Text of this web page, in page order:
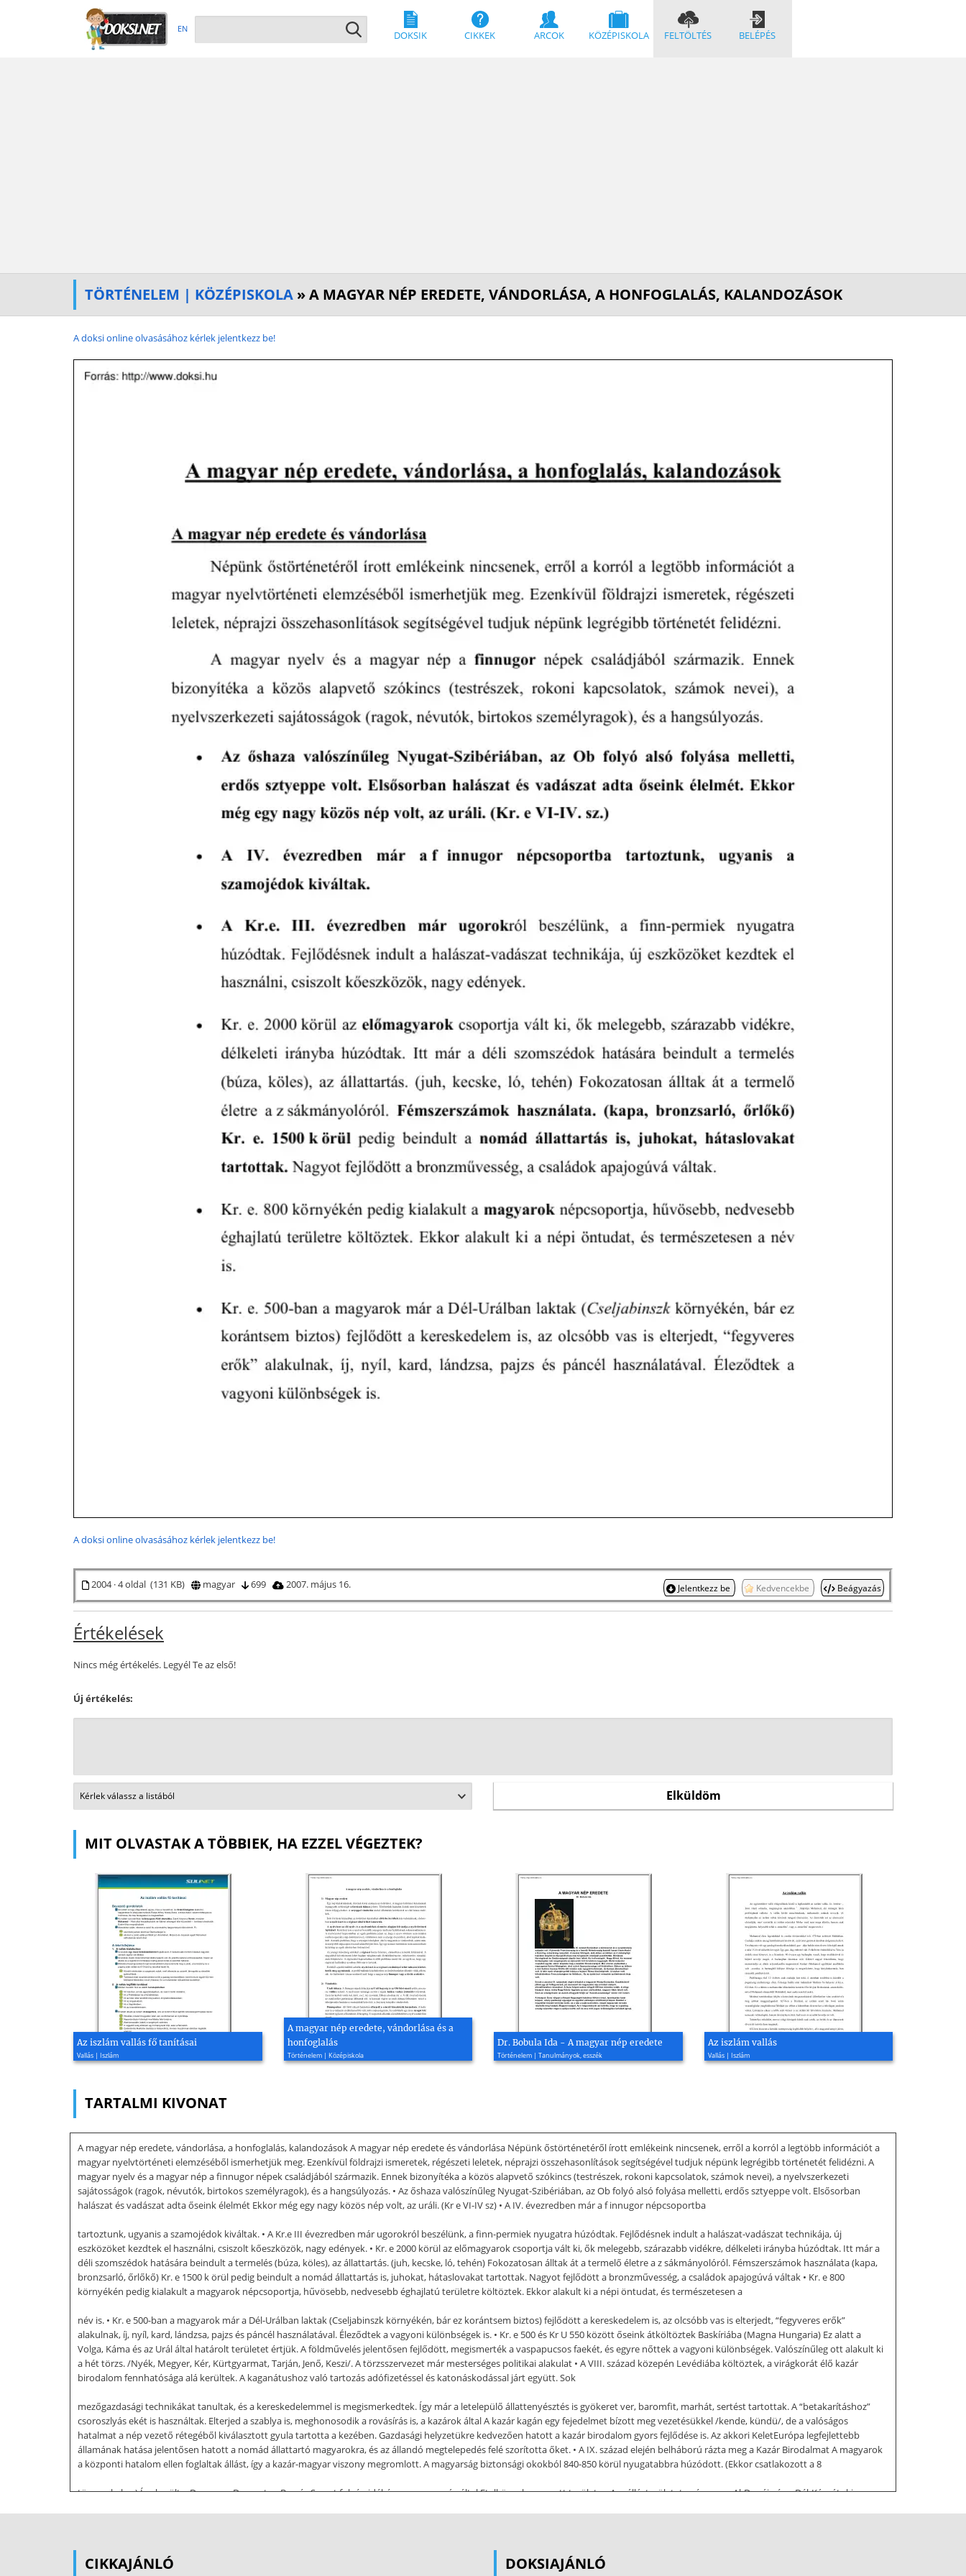
EN
DOKSIK CIKKEK ARCOK KÖZÉPISKOLA FELTÖLTÉS BELÉPÉS
TÖRTÉNELEM | KÖZÉPISKOLA » A MAGYAR NÉP EREDETE, VÁNDORLÁSA, A HONFOGLALÁS, KALANDOZÁSOK
A doksi online olvasásához kérlek jelentkezz be!
A doksi online olvasásához kérlek jelentkezz be!
2004 · 4 oldal (131 KB) magyar 699 2007. május 16. Jelentkezz be Kedvencekbe Beágyazás
Értékelések
Nincs még értékelés. Legyél Te az első!
Új értékelés:
MIT OLVASTAK A TÖBBIEK, HA EZZEL VÉGEZTEK?
Az iszlám vallás fő tanításai
Vallás | Iszlám
A magyar nép eredete, vándorlása és a
honfoglalás
Történelem | Középiskola
Dr. Bobula Ida - A magyar nép eredete
Történelem | Tanulmányok, esszék
Az iszlám vallás
Vallás | Iszlám
TARTALMI KIVONAT
A magyar nép eredete, vándorlása, a honfoglalás, kalandozások A magyar nép eredete és vándorlása Népünk őstörténetéről írott emlékeink nincsenek, erről a korról a legtöbb információt a
magyar nyelvtörténeti elemzéséből ismerhetjük meg. Ezenkívül földrajzi ismeretek, régészeti leletek, néprajzi összehasonlítások segítségével tudjuk népünk legrégibb történetét felidézni. A
magyar nyelv és a magyar nép a finnugor népek családjából származik. Ennek bizonyítéka a közös alapvető szókincs (testrészek, rokoni kapcsolatok, számok nevei), a nyelvszerkezeti
sajátosságok (ragok, névutók, birtokos személyragok), és a hangsúlyozás. • Az őshaza valószínűleg Nyugat-Szibériában, az Ob folyó alsó folyása melletti, erdős sztyeppe volt. Elsősorban
halászat és vadászat adta őseink élelmét Ekkor még egy nagy közös nép volt, az uráli. (Kr e VI-IV sz) • A IV. évezredben már a f innugor népcsoportba
tartoztunk, ugyanis a szamojédok kiváltak. • A Kr.e III évezredben már ugorokról beszélünk, a finn-permiek nyugatra húzódtak. Fejlődésnek indult a halászat-vadászat technikája, új
eszközöket kezdtek el használni, csiszolt kőeszközök, nagy edények. • Kr. e 2000 körül az előmagyarok csoportja vált ki, ők melegebb, szárazabb vidékre, délkeleti irányba húzódtak. Itt már a
déli szomszédok hatására beindult a termelés (búza, köles), az állattartás. (juh, kecske, ló, tehén) Fokozatosan álltak át a termelő életre a z sákmányolóról. Fémszerszámok használata (kapa,
bronzsarló, őrlőkő) Kr. e 1500 k örül pedig beindult a nomád állattartás is, juhokat, hátaslovakat tartottak. Nagyot fejlődött a bronzművesség, a családok apajogúvá váltak • Kr. e 800
környékén pedig kialakult a magyarok népcsoportja, hűvösebb, nedvesebb éghajlatú területre költöztek. Ekkor alakult ki a népi öntudat, és természetesen a
név is. • Kr. e 500-ban a magyarok már a Dél-Urálban laktak (Cseljabinszk környékén, bár ez korántsem biztos) fejlődött a kereskedelem is, az olcsóbb vas is elterjedt, “fegyveres erők”
alakulnak, íj, nyíl, kard, lándzsa, pajzs és páncél használatával. Éleződtek a vagyoni különbségek is. • Kr. e 500 és Kr U 550 között őseink átköltöztek Baskíriába (Magna Hungaria) Ez alatt a
Volga, Káma és az Urál által határolt területet értjük. A földművelés jelentősen fejlődött, megismerték a vaspapucsos faekét, és egyre nőttek a vagyoni különbségek. Valószínűleg ott alakult ki
a hét törzs. /Nyék, Megyer, Kér, Kürtgyarmat, Tarján, Jenő, Keszi/. A törzsszervezet már mesterséges politikai alakulat • A VIII. század közepén Levédiába költöztek, a virágkorát élő kazár
birodalom fennhatósága alá kerültek. A kaganátushoz való tartozás adófizetéssel és katonáskodással járt együtt. Sok
mezőgazdasági technikákat tanultak, és a kereskedelemmel is megismerkedtek. Így már a letelepülő állattenyésztés is gyökeret ver, baromfit, marhát, sertést tartottak. A “betakarításhoz”
csoroszlyás ekét is használtak. Elterjed a szablya is, meghonosodik a rovásírás is, a kazárok által A kazár kagán egy fejedelmet bízott meg vezetésükkel /kende, kündü/, de a valóságos
hatalmat a nép vezető rétegéből kiválasztott gyula tartotta a kezében. Gazdasági helyzetükre kedvezően hatott a kazár birodalom gyors fejlődése is. Az akkori KeletEurópa legfejlettebb
államának hatása jelentősen hatott a nomád állattartó magyarokra, és az állandó megtelepedés felé szorította őket. • A IX. század elején belháború rázta meg a Kazár Birodalmat A magyarok
a központi hatalom ellen foglaltak állást, így a kazár-magyar viszony megromlott. A magyarság biztonsági okokból 840-850 körül nyugatabbra húzódott. (Ekkor csatlakozott a 8
törzs, a kabar) Így került a D nyeper, Dnyeszter, Bug és Szeret folyó vidékére, a magyarság által Etelköznek nevezett területre. A szállásterületet egészen az Al-Dunáig és a Dél-Kárpátokig
megismerni. Az itt talált legelők, szántóföldek kedvezők voltak gazdálkodási szokásaiknak, stratégiai szempontból pedig jól védhető a medence. • A 890-es években
CIKKAJÁNLÓ DOKSIAJÁNLÓ